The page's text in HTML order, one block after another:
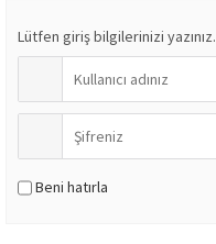
Lütfen giriş bilgilerinizi yazınız.
Beni hatırla